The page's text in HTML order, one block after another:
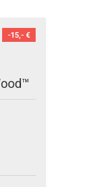
-15,- €